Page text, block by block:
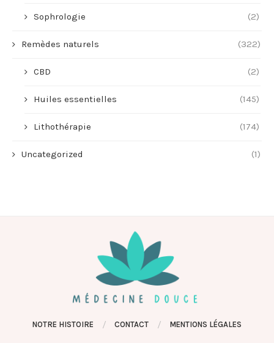
Sophrologie (2)
Remèdes naturels (322)
CBD (2)
Huiles essentielles (145)
Lithothérapie (174)
Uncategorized (1)
NOTRE HISTOIRE CONTACT MENTIONS LÉGALES